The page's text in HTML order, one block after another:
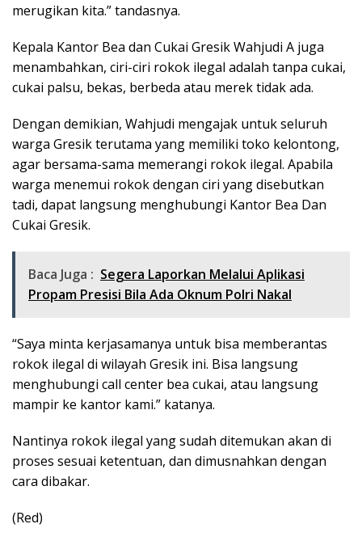
merugikan kita.” tandasnya.
Kepala Kantor Bea dan Cukai Gresik Wahjudi A juga
menambahkan, ciri-ciri rokok ilegal adalah tanpa cukai,
cukai palsu, bekas, berbeda atau merek tidak ada.
Dengan demikian, Wahjudi mengajak untuk seluruh
warga Gresik terutama yang memiliki toko kelontong,
agar bersama-sama memerangi rokok ilegal. Apabila
warga menemui rokok dengan ciri yang disebutkan
tadi, dapat langsung menghubungi Kantor Bea Dan
Cukai Gresik.
Baca Juga : Segera Laporkan Melalui Aplikasi
Propam Presisi Bila Ada Oknum Polri Nakal
“Saya minta kerjasamanya untuk bisa memberantas
rokok ilegal di wilayah Gresik ini. Bisa langsung
menghubungi call center bea cukai, atau langsung
mampir ke kantor kami.” katanya.
Nantinya rokok ilegal yang sudah ditemukan akan di
proses sesuai ketentuan, dan dimusnahkan dengan
cara dibakar.
(Red)